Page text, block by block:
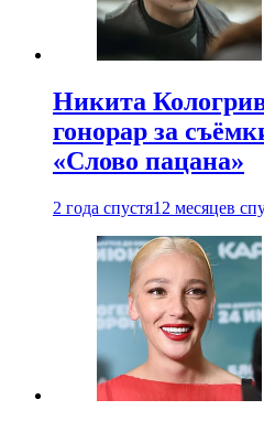
Никита
гонорар за
«Слово пацана»
2 года спустя12 месяцев